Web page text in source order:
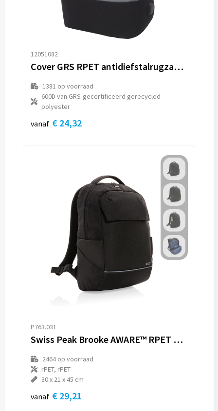
12051082
Cover GRS RPET antidiefstalrugzak 18L
1381 op voorraad
600D van GRS-gecertificeerd gerecycled
polyester
vanaf € 24,32
P763.031
Swiss Peak Brooke AWARE™ RPET daily 15.6" laptop rugzak
2464op voorraad
rPET, rPET
30 x 21 x 45 cm
vanaf € 29,21